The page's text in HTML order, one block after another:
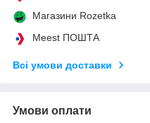
Магазини Rozetka
Meest ПОШТА
Всі умови доставки
Умови оплати